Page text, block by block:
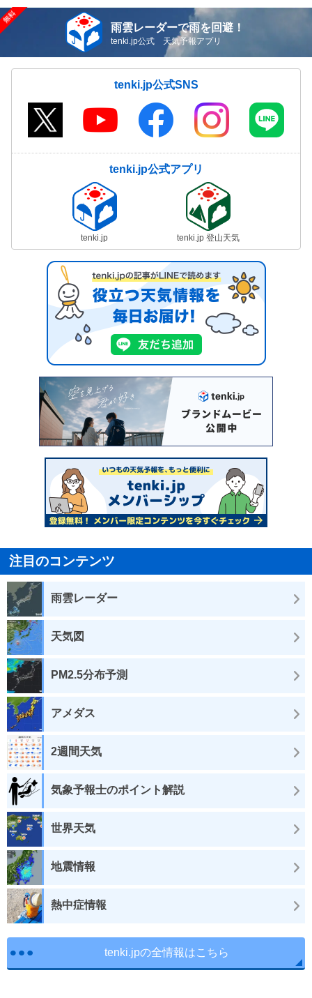
雨雲レーダーで雨を回避！
tenki.jp公式 天気予報アプリ
tenki.jp公式SNS
tenki.jp公式アプリ
tenki.jp tenki.jp 登山天気
注目のコンテンツ
雨雲レーダー
天気図
PM2.5分布予測
アメダス
2週間天気
気象予報士のポイント解説
世界天気
地震情報
熱中症情報
tenki.jpの全情報はこちら